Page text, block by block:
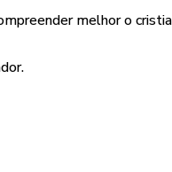
melhor o